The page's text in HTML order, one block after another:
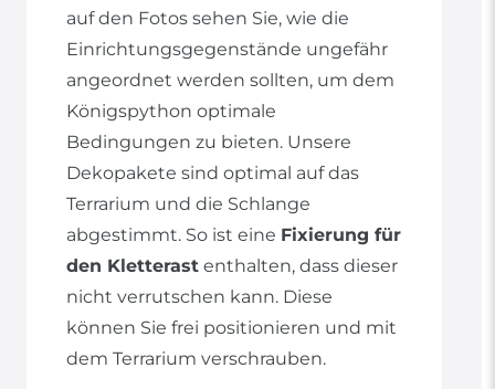
auf den Fotos sehen Sie, wie die
Einrichtungsgegenstände ungefähr
angeordnet werden sollten, um dem
Königspython optimale
Bedingungen zu bieten. Unsere
Dekopakete sind optimal auf das
Terrarium und die Schlange
abgestimmt. So ist eine Fixierung für
den Kletterast enthalten, dass dieser
nicht verrutschen kann. Diese
können Sie frei positionieren und mit
dem Terrarium verschrauben.